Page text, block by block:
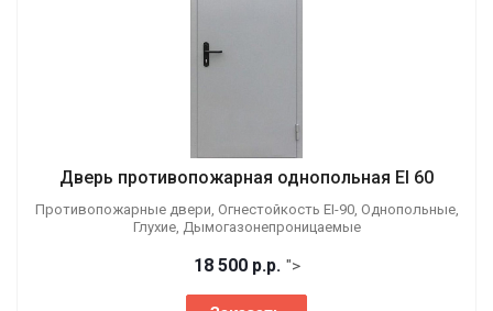
Дверь противопожарная однопольная EI 60
Противопожарные двери, Огнестойкость EI-90, Однопольные,
Глухие, Дымогазонепроницаемые
18 500 р.р. ">